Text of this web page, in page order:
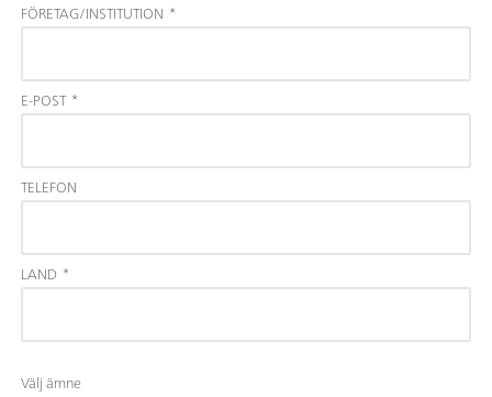
FÖRETAG/INSTITUTION *
E-POST *
TELEFON
LAND *
Välj ämne